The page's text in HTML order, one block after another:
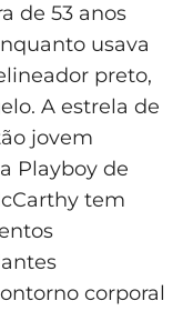
de 53 anos
usava
preto,
A estrela de
jovem
Playboy de
tem
corporal